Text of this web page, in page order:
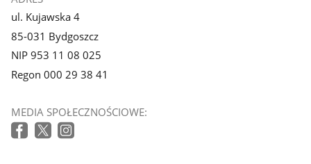
ul. Kujawska 4
85-031 Bydgoszcz
NIP 953 11 08 025
Regon 000 29 38 41
MEDIA SPOŁECZNOŚCIOWE: